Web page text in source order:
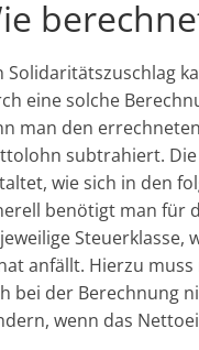
Solidaritätszuschlag
eine solche
man den
subtrahiert. Die
wie sich in den
benötigt man für
Steuerklasse,
anfällt. Hierzu
bei der Berechnung
wenn das